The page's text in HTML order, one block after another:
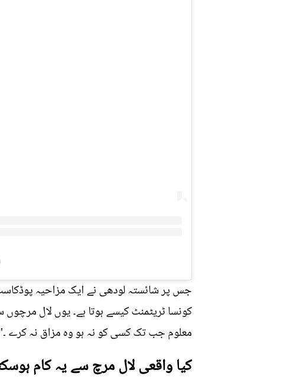
جس پر شائستہ لودھی نے ایک مزاحیہ
معلوم جب تک کسی کو نہ ہو وہ مزاق نہ کرے
کیا واقعی لال مرچ سے یہ کام